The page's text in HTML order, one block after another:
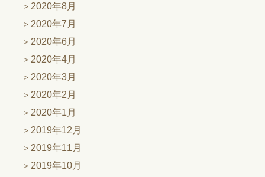
2020年8月
2020年7月
2020年6月
2020年4月
2020年3月
2020年2月
2020年1月
2019年12月
2019年11月
2019年10月